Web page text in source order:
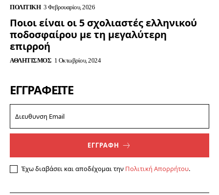
ΠΟΛΙΤΙΚΉ 3 Φεβρουαρίου, 2026
Ποιοι είναι οι 5 σχολιαστές ελληνικού
ποδοσφαίρου με τη μεγαλύτερη
επιρροή
ΑΘΛΗΤΙΣΜΌΣ 1 Οκτωβρίου, 2024
ΕΓΓΡΑΦΕΊΤΕ
ΕΓΓΡΑΦΗ
Έχω διαβάσει και αποδέχομαι την Πολιτική Απορρήτου.